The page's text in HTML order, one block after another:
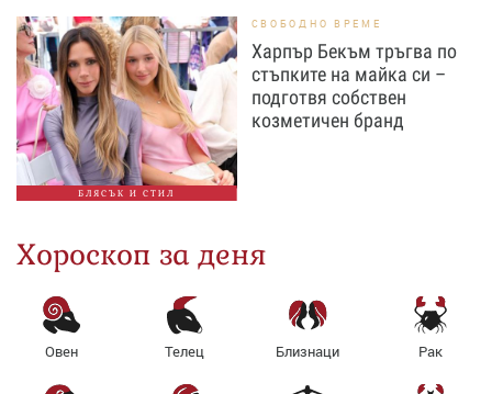
БЛЯСЪК И СТИЛ
СВОБОДНО ВРЕМЕ
Харпър Бекъм тръгва по
стъпките на майка си –
подготвя собствен
козметичен бранд
Хороскоп за деня
Овен Телец Близнаци Рак